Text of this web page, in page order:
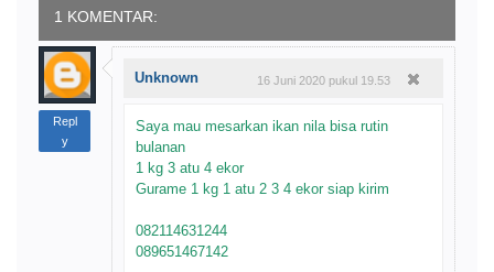
1 KOMENTAR:
Repl
y
Unknown 16 Juni 2020 pukul 19.53
Saya mau mesarkan ikan nila bisa rutin
bulanan
1 kg 3 atu 4 ekor
Gurame 1 kg 1 atu 2 3 4 ekor siap kirim
082114631244
089651467142